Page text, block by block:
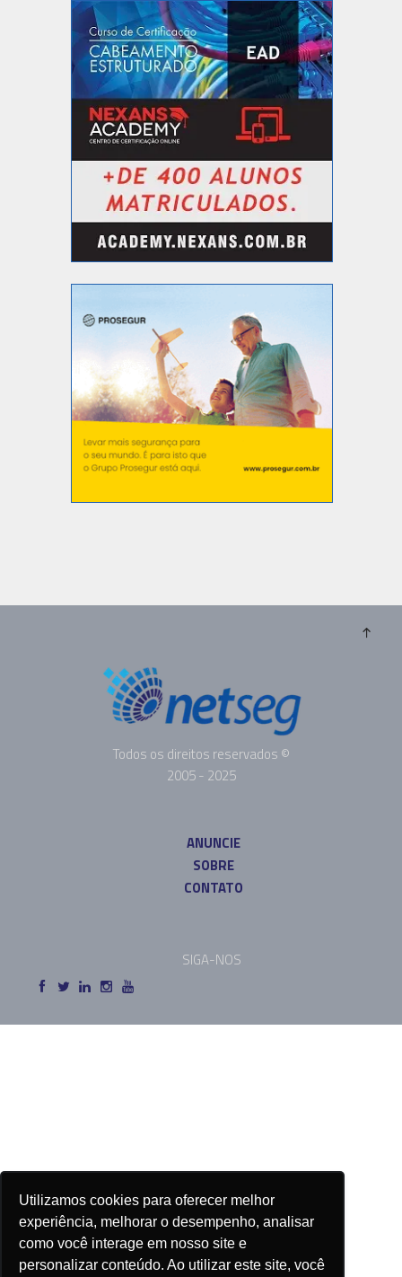
Utilizamos cookies para oferecer melhor
experiência, melhorar o desempenho, analisar
como você interage em nosso site e
personalizar conteúdo. Ao utilizar este site, você
Todos os direitos reservados ©
2005 - 2025
ANUNCIE
SOBRE
CONTATO
SIGA-NOS